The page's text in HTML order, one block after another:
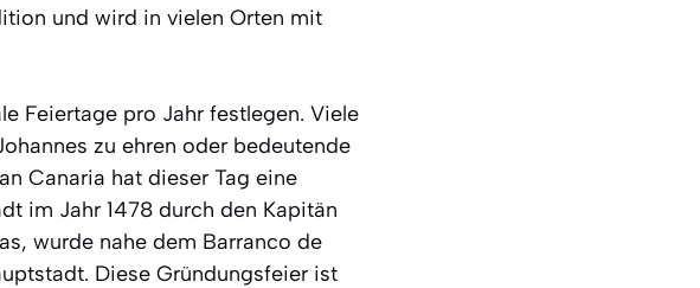
und wird in vielen Orten mit
Feiertage pro Jahr festlegen. Viele
zu ehren oder bedeutende
Canaria hat dieser Tag eine
im Jahr 1478 durch den Kapitän
wurde nahe dem Barranco de
Diese Gründungsfeier ist